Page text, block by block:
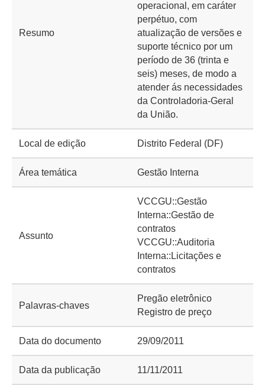
Resumo
operacional, em caráter
perpétuo, com
atualização de versões e
suporte técnico por um
período de 36 (trinta e
seis) meses, de modo a
atender ás necessidades
da Controladoria-Geral
da União.
Local de edição Distrito Federal (DF)
Área temática Gestão Interna
Assunto
VCCGU::Gestão
Interna::Gestão de
contratos
VCCGU::Auditoria
Interna::Licitações e
contratos
Palavras-chaves
Pregão eletrônico
Registro de preço
Data do documento 29/09/2011
Data da publicação 11/11/2011